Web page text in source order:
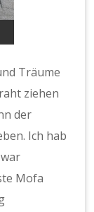
Träume
ziehen
der
Ich hab
Mofa